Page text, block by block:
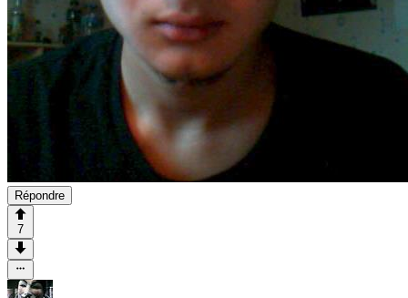
Répondre
7